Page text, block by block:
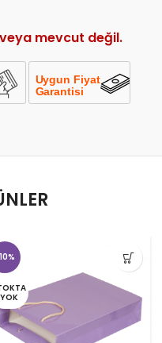
mevcut değil.
YOK